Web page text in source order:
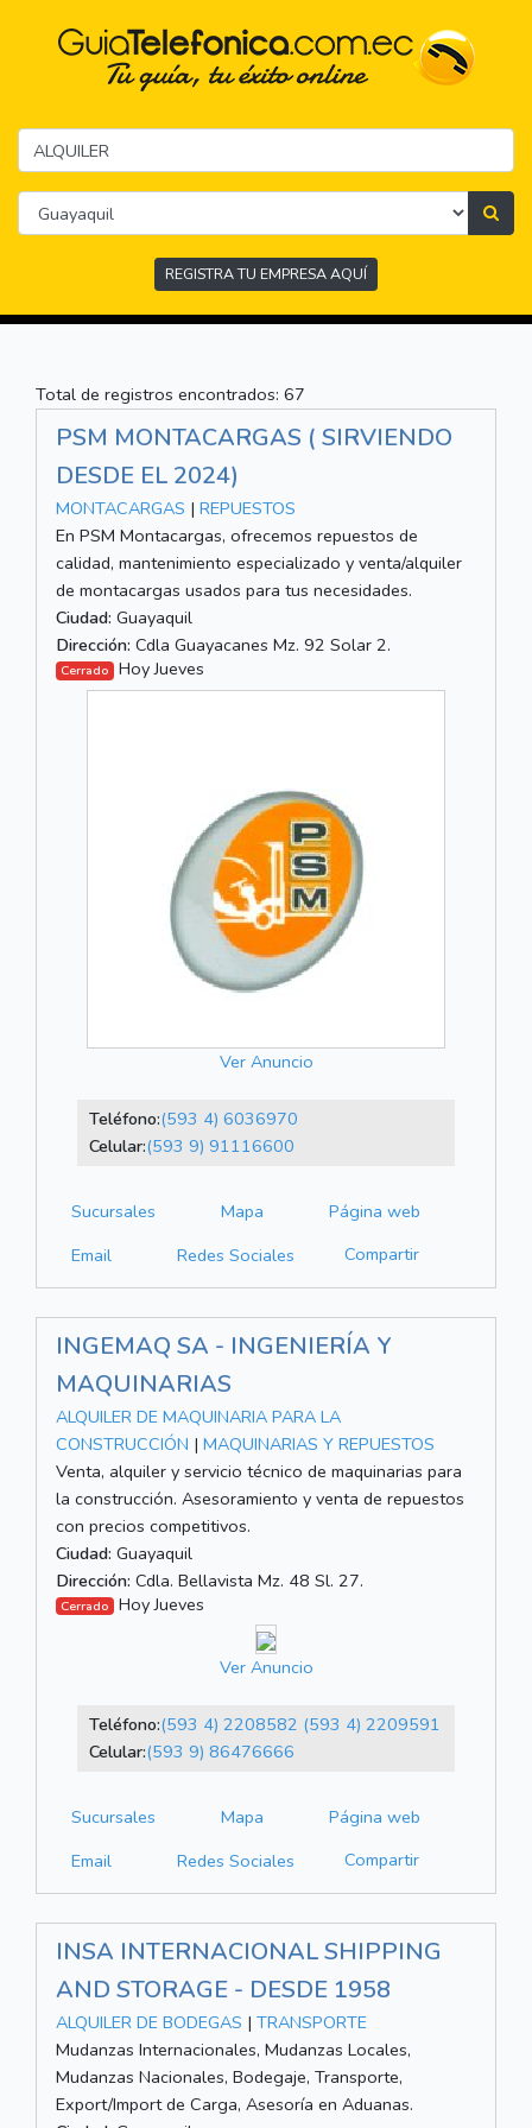
REGISTRA TU EMPRESA AQUÍ
Total de registros encontrados: 67
PSM MONTACARGAS ( SIRVIENDO
DESDE EL 2024)
MONTACARGAS | REPUESTOS
En PSM Montacargas, ofrecemos repuestos de
calidad, mantenimiento especializado y venta/alquiler
de montacargas usados para tus necesidades.
Ciudad: Guayaquil
Dirección: Cdla Guayacanes Mz. 92 Solar 2.
Cerrado Hoy Jueves
Ver Anuncio
Teléfono:(593 4) 6036970
Celular:(593 9) 91116600
Sucursales Mapa
Página web
Email
Redes Sociales Compartir
INGEMAQ SA - INGENIERÍA Y
MAQUINARIAS
ALQUILER DE MAQUINARIA PARA LA
CONSTRUCCIÓN | MAQUINARIAS Y REPUESTOS
Venta, alquiler y servicio técnico de maquinarias para
la construcción. Asesoramiento y venta de repuestos
con precios competitivos.
Ciudad: Guayaquil
Dirección: Cdla. Bellavista Mz. 48 Sl. 27.
Cerrado Hoy Jueves
Ver Anuncio
Teléfono:(593 4) 2208582 (593 4) 2209591
Celular:(593 9) 86476666
Sucursales Mapa
Página web
Email
Redes Sociales Compartir
INSA INTERNACIONAL SHIPPING
AND STORAGE - DESDE 1958
ALQUILER DE BODEGAS | TRANSPORTE
Mudanzas Internacionales, Mudanzas Locales,
Mudanzas Nacionales, Bodegaje, Transporte,
Export/Import de Carga, Asesoría en Aduanas.